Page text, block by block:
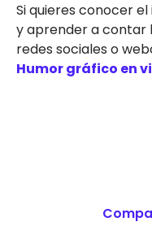
Si quieres conocer
y aprender a contar
redes sociales o
Humor gráfico en